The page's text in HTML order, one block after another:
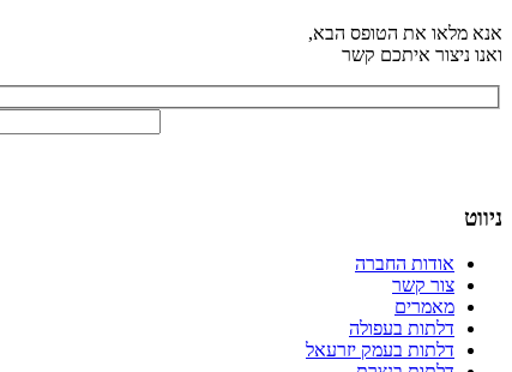
אנא מלאו את הטופס הבא,
ואנו ניצור איתכם קשר
ניווט
אודות החברה
צור קשר
מאמרים
דלתות בעפולה
דלתות בעמק יזרעאל